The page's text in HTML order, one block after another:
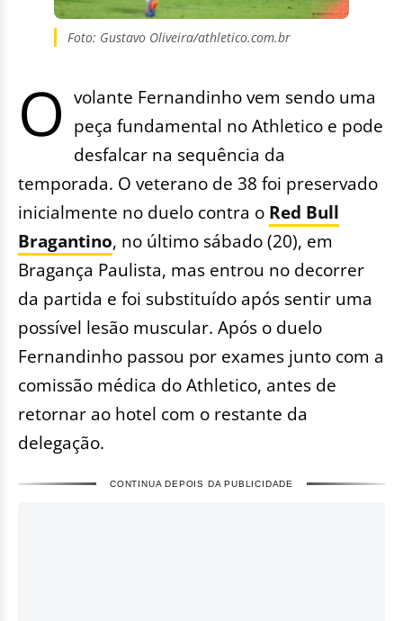
Foto: Gustavo Oliveira/athletico.com.br
O volante Fernandinho vem sendo uma
peça fundamental no Athletico e pode
desfalcar na sequência da
temporada. O veterano de 38 foi preservado
inicialmente no duelo contra o Red Bull
Bragantino, no último sábado (20), em
Bragança Paulista, mas entrou no decorrer
da partida e foi substituído após sentir uma
possível lesão muscular. Após o duelo
Fernandinho passou por exames junto com a
comissão médica do Athletico, antes de
retornar ao hotel com o restante da
delegação.
CONTINUA DEPOIS DA PUBLICIDADE